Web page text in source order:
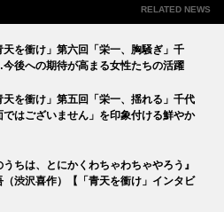
RELATED NEWS
天を衝け」第六回「栄一、胸騒ぎ」千
後への期待が高まる女性たちの活躍
天を衝け」第五回「栄一、揺れる」千代
はございません」を印象付ける鮮やか
うちは、とにかくわちゃわちゃやろう』
渋沢喜作）【「青天を衝け」インタビ